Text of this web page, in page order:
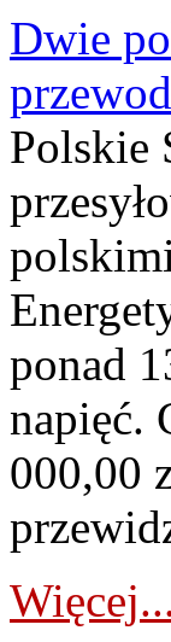
Dwie
Polskie
ponad
napięć.
000,00